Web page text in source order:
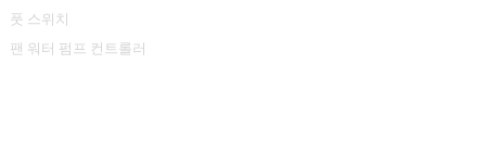
풋 스위치
팬 워터 펌프 컨트롤러